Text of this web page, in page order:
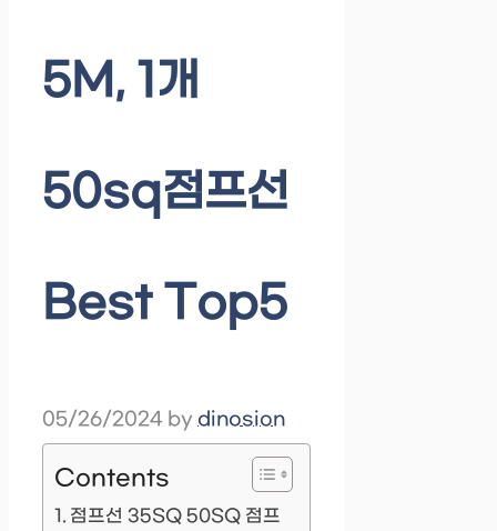
5M, 1개
50sq점프선
Best Top5
05/26/2024 by dinosion
Contents
점프선 35SQ 50SQ 점프